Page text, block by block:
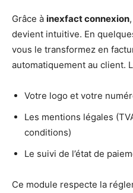
Grâce à inexfact connexion
devient intuitive. En
vous le transformez en
automatiquement au client.
Votre logo et votre
Les mentions légales
conditions)
Le suivi de l’état de
Ce module respecte la